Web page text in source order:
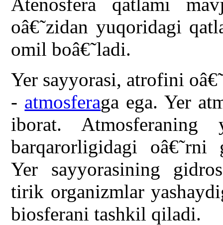
oâ€˜zidan yuqoridagi
omil boâ€˜ladi.
Yer sayyorasi, atrofini
- atmosferaga ega. Yer
iborat.
barqarorligidagi oâ€˜rni
Yer sayyorasining
tirik organizmlar
biosferani tashkil qiladi.